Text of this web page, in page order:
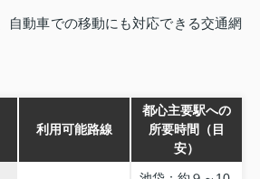
自動車での移動にも対応できる交通網
利用可能路線
都心主要駅への
所要時間（目
安）